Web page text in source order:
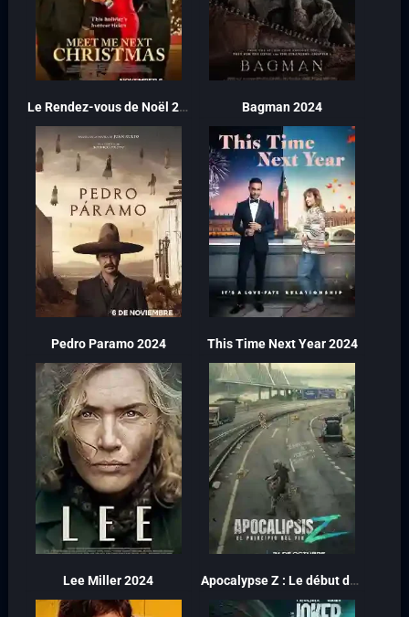
Le Rendez-vous de Noël 2024 Bagman 2024
Pedro Paramo 2024 This Time Next Year 2024
Lee Miller 2024 Apocalypse Z : Le début de la fin 2024